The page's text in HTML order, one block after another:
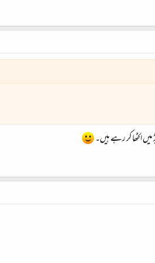
اکٹھا کر رہے ہیں۔